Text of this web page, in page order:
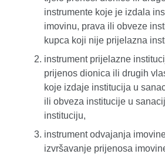
instrumente koje je izdala
imovinu, prava ili obveze
kupca koji nije prijelazna
instrument prijelazne
prijenos dionica ili drugih
koje izdaje institucija u
ili obveza institucije u
instituciju,
instrument odvajanja
izvršavanje prijenosa